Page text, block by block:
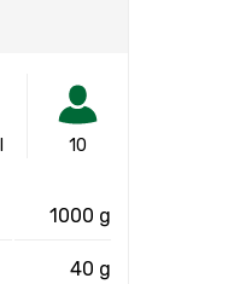
10
1000 g
40 g